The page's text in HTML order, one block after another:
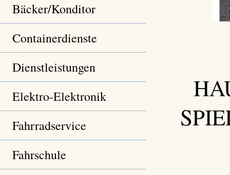
Bäcker/Konditor
Containerdienste
Dienstleistungen
Elektro-Elektronik
Fahrradservice
Fahrschule